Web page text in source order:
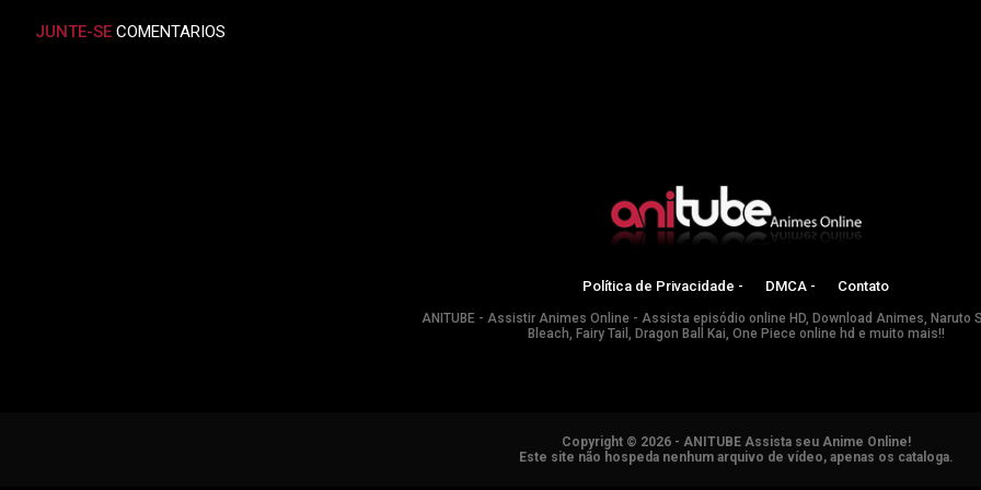
JUNTE-SE COMENTARIOS
Política de Privacidade - DMCA - Contato
ANITUBE - Assistir Animes Online - Assista episódio online HD, Download Animes, Naruto
Bleach, Fairy Tail, Dragon Ball Kai, One Piece online hd e muito mais!!
Copyright © 2026 - ANITUBE Assista seu Anime Online!
Este site não hospeda nenhum arquivo de vídeo, apenas os cataloga.